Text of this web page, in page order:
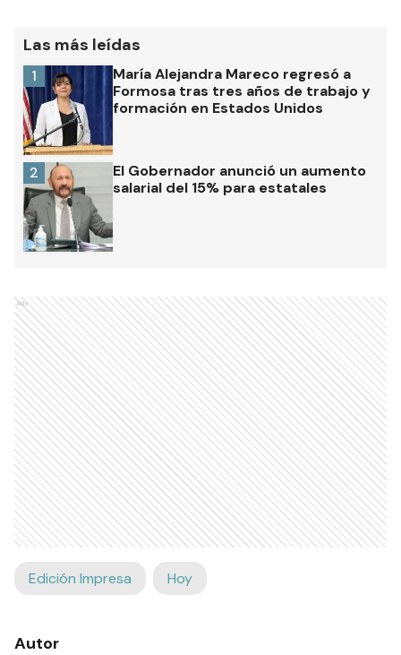
Las más leídas
María Alejandra Mareco regresó a
Formosa tras tres años de trabajo y
formación en Estados Unidos
1
El Gobernador anunció un aumento
salarial del 15% para estatales
2
Ads
Edición Impresa Hoy
Autor